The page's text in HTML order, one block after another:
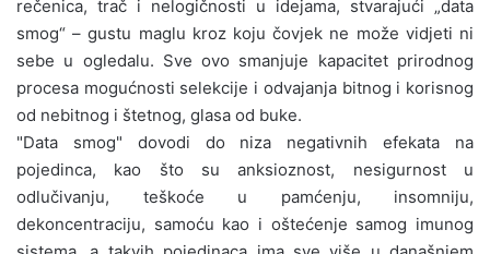
rečenica, trač i nelogičnosti u idejama, stvarajući „data
smog“ – gustu maglu kroz koju čovjek ne može vidjeti ni
sebe u ogledalu. Sve ovo smanjuje kapacitet prirodnog
procesa mogućnosti selekcije i odvajanja bitnog i korisnog
od nebitnog i štetnog, glasa od buke.
"Data smog" dovodi do niza negativnih efekata na
pojedinca, kao što su anksioznost, nesigurnost u
odlučivanju, teškoće u pamćenju, insomniju,
dekoncentraciju, samoću kao i oštećenje samog imunog